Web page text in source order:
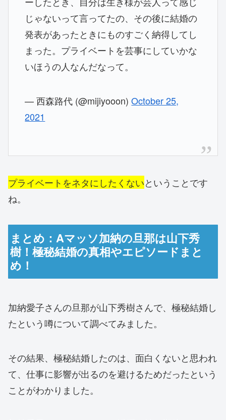
じゃないって言ってたの、その後に結婚の
発表があったときにものすごく納得してし
まった。プライベートを芸事にしていかな
いほうの人なんだなって。
— 西森路代 (@mijiyooon)October 25,
2021
プライベートをネタにしたくないということです
ね。
まとめ：Aマッソ加納の旦那は山下秀
樹！極秘結婚の真相やエピソードまと
め！
加納愛子さんの旦那が山下秀樹さんで、極秘結婚し
たという噂について調べてみました。
その結果、極秘結婚したのは、面白くないと思われ
て、仕事に影響が出るのを避けるためだったという
ことがわかりました。